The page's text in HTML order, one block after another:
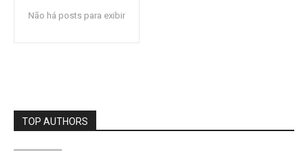
Não há posts para exibir
TOP AUTHORS